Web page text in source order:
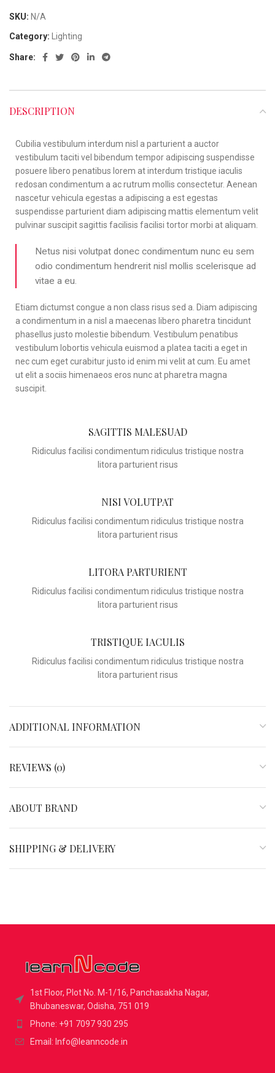
SKU: N/A
Category:
Lighting
Share:
DESCRIPTION
Cubilia vestibulum interdum nisl a parturient a auctor
vestibulum taciti vel bibendum tempor adipiscing suspendisse
posuere libero penatibus lorem at interdum tristique iaculis
redosan condimentum a ac rutrum mollis consectetur. Aenean
nascetur vehicula egestas a adipiscing a est egestas
suspendisse parturient diam adipiscing mattis elementum velit
pulvinar suscipit sagittis facilisis facilisi tortor morbi at aliquam.
Netus nisi volutpat donec condimentum nunc eu sem
odio condimentum hendrerit nisl mollis scelerisque ad
vitae a eu.
Etiam dictumst congue a non class risus sed a. Diam adipiscing
a condimentum in a nisl a maecenas libero pharetra tincidunt
phasellus justo molestie bibendum. Vestibulum penatibus
vestibulum lobortis vehicula euismod a platea taciti a eget in
nec cum eget curabitur justo id enim mi velit at cum. Eu amet
ut elit a sociis himenaeos eros nunc at pharetra magna
suscipit.
SAGITTIS MALESUAD
Ridiculus facilisi condimentum ridiculus tristique nostra
litora parturient risus
NISI VOLUTPAT
Ridiculus facilisi condimentum ridiculus tristique nostra
litora parturient risus
LITORA PARTURIENT
Ridiculus facilisi condimentum ridiculus tristique nostra
litora parturient risus
TRISTIQUE IACULIS
Ridiculus facilisi condimentum ridiculus tristique nostra
litora parturient risus
ADDITIONAL INFORMATION
REVIEWS (0)
ABOUT BRAND
SHIPPING & DELIVERY
1st Floor, Plot No. M-1/16, Panchasakha Nagar,
Bhubaneswar, Odisha, 751 019
Phone: +91 7097 930 295
Email: Info@leanncode.in